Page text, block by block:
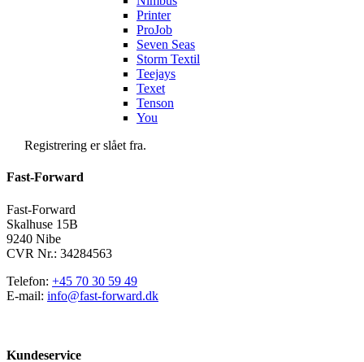
Printer
ProJob
Seven Seas
Storm Textil
Teejays
Texet
Tenson
You
Registrering er slået fra.
Fast-Forward
Fast-Forward
Skalhuse 15B
9240 Nibe
CVR Nr.: 34284563
Telefon: +45 70 30 59 49
E-mail: info@fast-forward.dk
Kundeservice